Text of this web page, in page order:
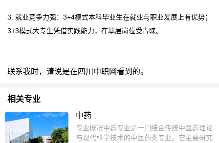
3. 就业竞争力强：3+4模式本科毕业生在就业与职业发展上有优势；
3+3模式大专生凭借实践能力，在基层岗位受青睐。
联系我时，请说是在四川中职网看到的。
相关专业
中药
专业概况中药专业是一门结合传统中医药理论
与现代科学技术的中医药类专业。它主要研究